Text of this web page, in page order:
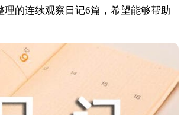
理的连续观察日记6篇，希望能够帮助